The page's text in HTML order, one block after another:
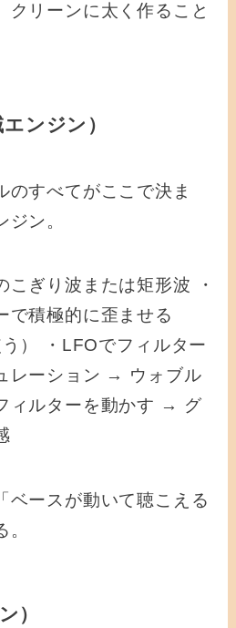
クリーンに太く作ること
ンジン）
のすべてがここで決ま
ン。
こぎり波または矩形波 ・
で積極的に歪ませる
う） ・LFOでフィルター
レーション → ウォブル
ィルターを動かす → グ
ベースが動いて聴こえる
）